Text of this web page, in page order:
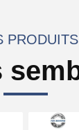
PRODUITS